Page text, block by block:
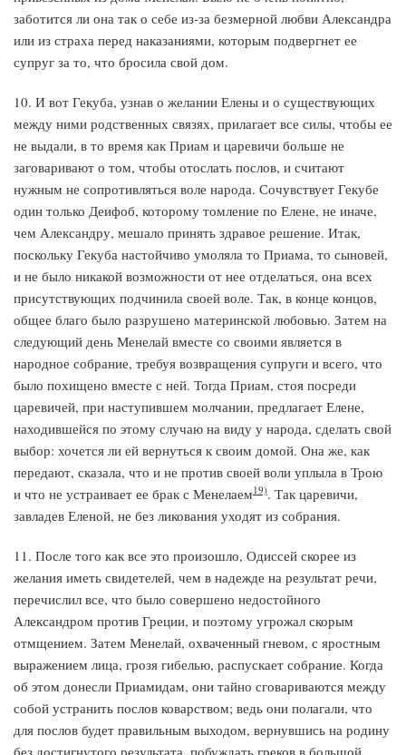
заботится ли она так о себе из-за безмерной любви Александра
или из страха перед наказаниями, которым подвергнет ее
супруг за то, что бросила свой дом.
10. И вот Гекуба, узнав о желании Елены и о существующих
между ними родственных связях, прилагает все силы, чтобы ее
не выдали, в то время как Приам и царевичи больше не
заговаривают о том, чтобы отослать послов, и считают
нужным не сопротивляться воле народа. Сочувствует Гекубе
один только Деифоб, которому томление по Елене, не иначе,
чем Александру, мешало принять здравое решение. Итак,
поскольку Гекуба настойчиво умоляла то Приама, то сыновей,
и не было никакой возможности от нее отделаться, она всех
присутствующих подчинила своей воле. Так, в конце концов,
общее благо было разрушено материнской любовью. Затем на
следующий день Менелай вместе со своими является в
народное собрание, требуя возвращения супруги и всего, что
было похищено вместе с ней. Тогда Приам, стоя посреди
царевичей, при наступившем молчании, предлагает Елене,
находившейся по этому случаю на виду у народа, сделать свой
выбор: хочется ли ей вернуться к своим домой. Она же, как
передают, сказала, что и не против своей воли уплыла в Трою
и что не устраивает ее брак с Менелаем19). Так царевичи,
завладев Еленой, не без ликования уходят из собрания.
11. После того как все это произошло, Одиссей скорее из
желания иметь свидетелей, чем в надежде на результат речи,
перечислил все, что было совершено недостойного
Александром против Греции, и поэтому угрожал скорым
отмщением. Затем Менелай, охваченный гневом, с яростным
выражением лица, грозя гибелью, распускает собрание. Когда
об этом донесли Приамидам, они тайно сговариваются между
собой устранить послов коварством; ведь они полагали, что
для послов будет правильным выходом, вернувшись на родину
без достигнутого результата, побуждать греков в большой